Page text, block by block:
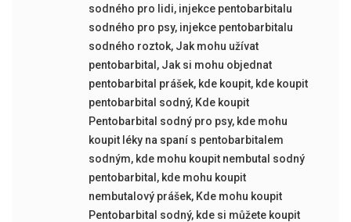
sodného pro lidi, injekce pentobarbitalu
sodného pro psy, injekce pentobarbitalu
sodného roztok, Jak mohu užívat
pentobarbital , Jak si mohu objednat
pentobarbital prášek, kde koupit, kde koupit
pentobarbital sodný, Kde koupit
Pentobarbital sodný pro psy, kde mohu
koupit léky na spaní s pentobarbitalem
sodným, kde mohu koupit nembutal sodný
pentobarbital , kde mohu koupit
nembutalový prášek, Kde mohu koupit
Pentobarbital sodný, kde si můžete koupit